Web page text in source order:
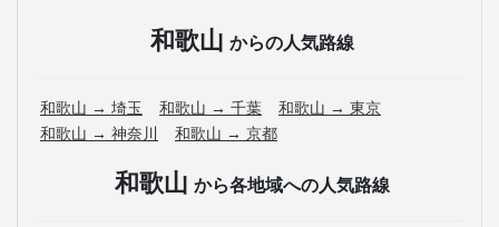
和歌山 からの人気路線
和歌山 → 埼玉 和歌山 → 千葉
和歌山 → 東京
和歌山 → 神奈川
和歌山 → 京都
和歌山 から各地域への人気路線